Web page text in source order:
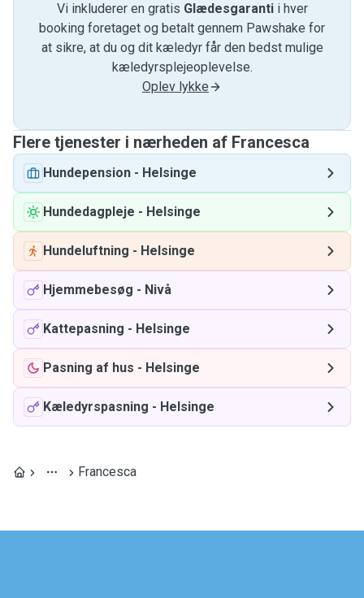
Vi inkluderer en gratis Glædesgarantii hver
booking foretaget og betalt gennem Pawshake for
at sikre, at du og dit kæledyr får den bedst mulige
kæledyrsplejeoplevelse.
Oplev lykke
Flere tjenester i nærheden af ​​Francesca
Hundepension - Helsinge
Hundedagpleje - Helsinge
Hundeluftning - Helsinge
Hjemmebesøg - Nivå
Kattepasning - Helsinge
Pasning af hus - Helsinge
Kæledyrspasning - Helsinge
Francesca